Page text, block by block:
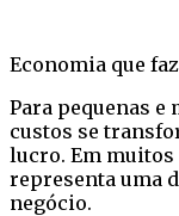
Economia que
Para pequenas e
custos se
lucro. Em muitos
representa uma
negócio.